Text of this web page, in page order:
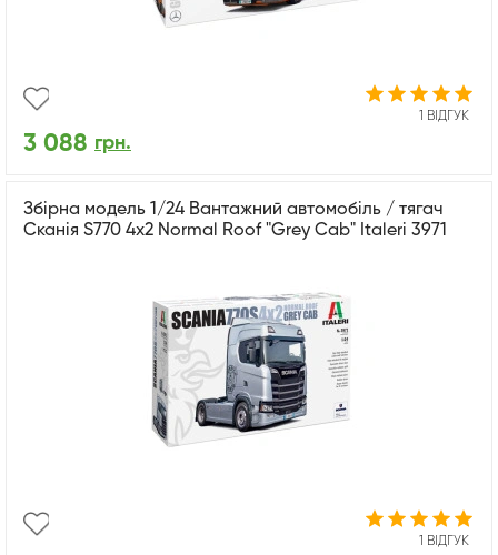
1 ВІДГУК
3 088 грн.
Збірна модель 1/24 Вантажний автомобіль / тягач
Сканія S770 4x2 Normal Roof "Grey Cab" Italeri 3971
1 ВІДГУК